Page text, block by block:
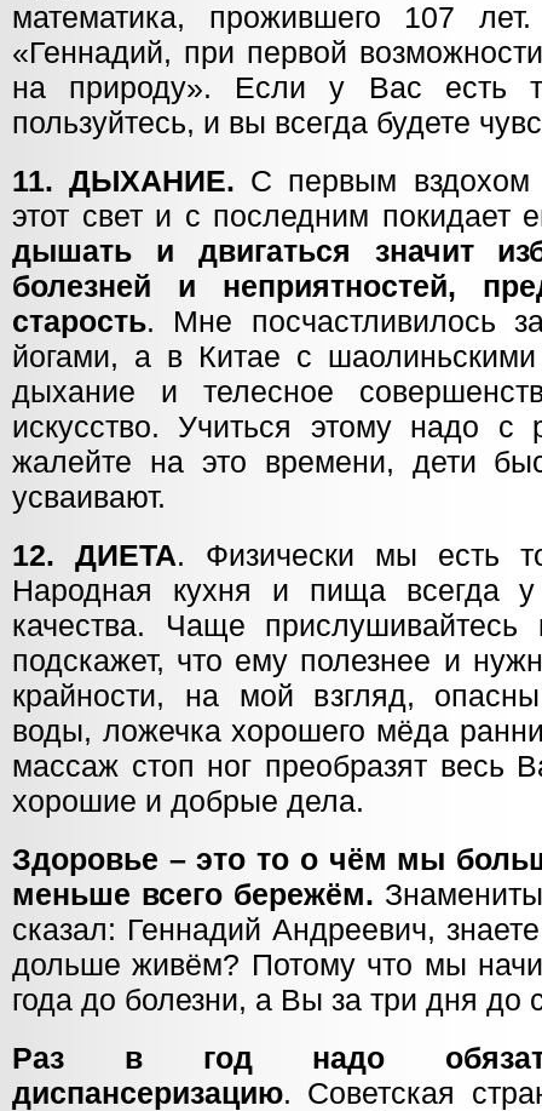
математика, прожившего 107
«Геннадий, при первой
на природу». Если у Вас есть
пользуйтесь, и вы всегда будете
11. ДЫХАНИЕ. С первым вздохом
этот свет и с последним покидает
дышать и двигаться значит
болезней и неприятностей,
старость. Мне посчастливилось
йогами, а в Китае с
дыхание и телесное
искусство. Учиться этому надо с
жалейте на это времени, дети
усваивают.
12. ДИЕТА. Физически мы есть
Народная кухня и пища всегда
качества. Чаще
подскажет, что ему полезнее и
крайности, на мой взгляд,
воды, ложечка хорошего мёда
массаж стоп ног преобразят весь
хорошие и добрые дела.
Здоровье – это то о чём мы
меньше всего бережём.
сказал: Геннадий Андреевич,
дольше живём? Потому что мы
года до болезни, а Вы за три дня до
Раз в год надо
диспансеризацию. Советская